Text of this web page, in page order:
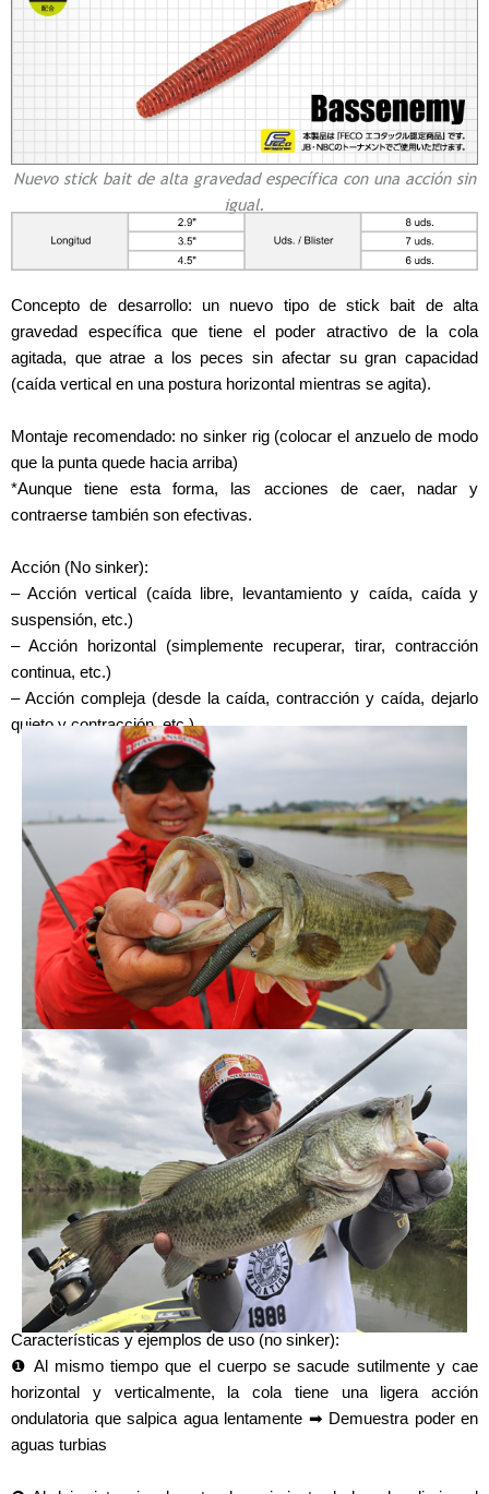
Nuevo stick bait de alta gravedad específica con una acción sin
igual.
Concepto de desarrollo: un nuevo tipo de stick bait de alta
gravedad específica que tiene el poder atractivo de la cola
agitada, que atrae a los peces sin afectar su gran capacidad
(caída vertical en una postura horizontal mientras se agita).
Montaje recomendado: no sinker rig (colocar el anzuelo de modo
que la punta quede hacia arriba)
*Aunque tiene esta forma, las acciones de caer, nadar y
contraerse también son efectivas.
Acción (No sinker):
– Acción vertical (caída libre, levantamiento y caída, caída y
suspensión, etc.)
– Acción horizontal (simplemente recuperar, tirar, contracción
continua, etc.)
– Acción compleja (desde la caída, contracción y caída, dejarlo
quieto y contracción, etc.)
Características y ejemplos de uso (no sinker):
❶ Al mismo tiempo que el cuerpo se sacude sutilmente y cae
horizontal y verticalmente, la cola tiene una ligera acción
ondulatoria que salpica agua lentamente ➡ Demuestra poder en
aguas turbias